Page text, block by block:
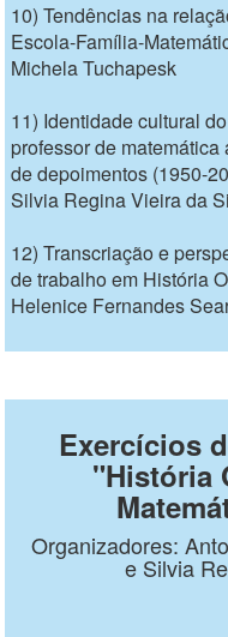
10) Tendências na
Escola-Família-
Michela Tuchapesk
11) Identidade cultural do
professor de matemática
de depoimentos (1950-
Silvia Regina Vieira da
12) Transcriação e
de trabalho em História
Helenice Fernandes
Exercícios
"História
Organizadores:
e Silvia